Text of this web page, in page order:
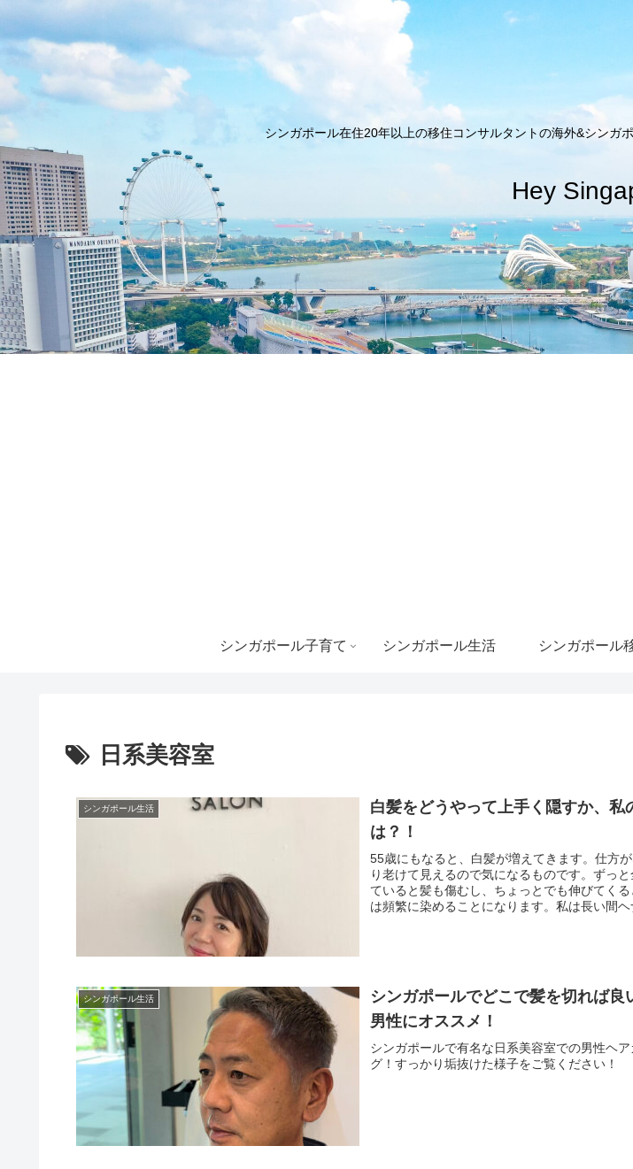
シンガポール在住20年以上の移住コンサルタントの海外&シンガ
Hey
シンガポール子育て シンガポール生活 シンガポール
日系美容室
シンガポール生活
白髪をどうやって上手く隠すか、私
は？！
55歳にもなると、白髪が増えてきます。仕方
り老けて見えるので気になるものです。ずっ
ていると髪も傷むし、ちょっとでも伸びてく
は頻繁に染めることになります。私は長い間ヘ
シンガポール生活
シンガポールでどこで髪を切れば良
男性にオススメ！
シンガポールで有名な日系美容室での男性ヘ
グ！すっかり垢抜けた様子をご覧ください！